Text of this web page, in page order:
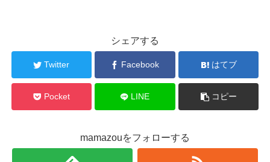
シェアする
Twitter Facebook はてブ
Pocket LINE コピー
mamazouをフォローする